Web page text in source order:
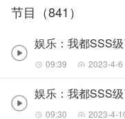
这个奇怪的系统是什么？我
【作者介绍】
会跑的橙子
【主播介绍】
节目（841）
09:39 2023-4-6
09:30 2023-4-